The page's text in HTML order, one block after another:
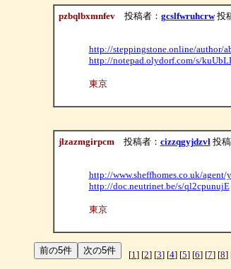
pzbqlbxmnfev投稿者： gcslfwruhcrw投
http://steppingstone.online/author/
http://notepad.olydorf.com/s/
東京
jlzazmgirpcm 投稿者： cizzqgyjdzvl 投
http://www.sheffhomes.co.uk/agent/
http://doc.neutrinet.be/s/ql2cpunujE
東京
[1 ] [2] [3] [4] [5] [6] [7] [8]